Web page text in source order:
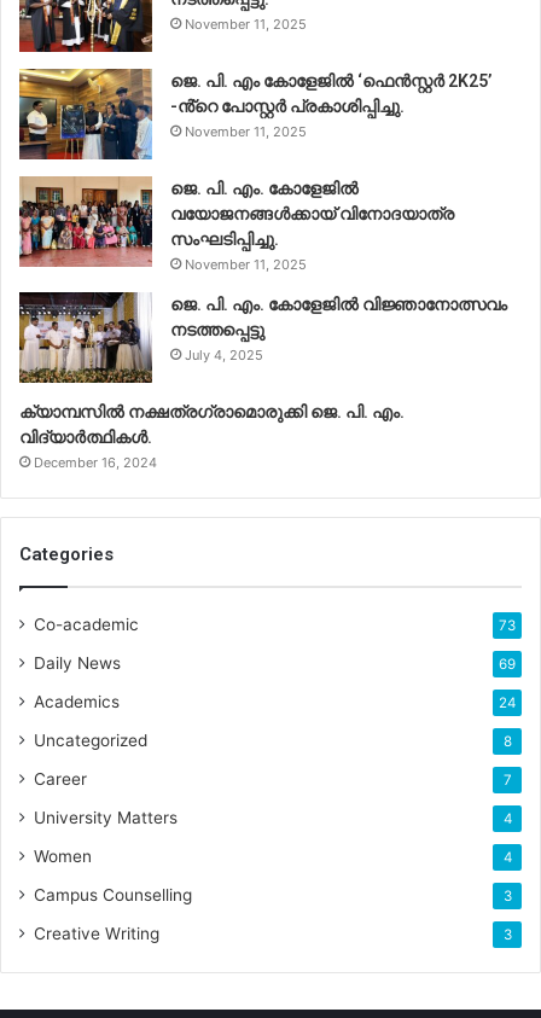
November 11, 2025
ജെ. പി. എം കോളേജിൽ ‘ഫെൻസ്റ്റർ 2K25’
-ൻ്റെ പോസ്റ്റർ പ്രകാശിപ്പിച്ചു.
November 11, 2025
ജെ. പി. എം. കോളേജിൽ
വയോജനങ്ങൾക്കായ് വിനോദയാത്ര
സംഘടിപ്പിച്ചു.
November 11, 2025
ജെ. പി. എം. കോളേജിൽ വിജ്ഞാനോത്സവം
നടത്തപ്പെട്ടു
July 4, 2025
ക്യാമ്പസിൽ നക്ഷത്രഗ്രാമൊരുക്കി ജെ. പി. എം.
വിദ്യാർത്ഥികൾ.
December 16, 2024
Categories
Co-academic 73
Daily News 69
Academics 24
Uncategorized 8
Career 7
University Matters 4
Women 4
Campus Counselling 3
Creative Writing 3